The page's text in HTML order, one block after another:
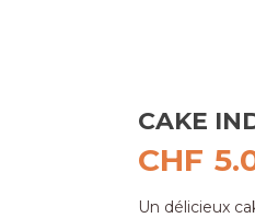
CAKE
CHF
Un délicieux